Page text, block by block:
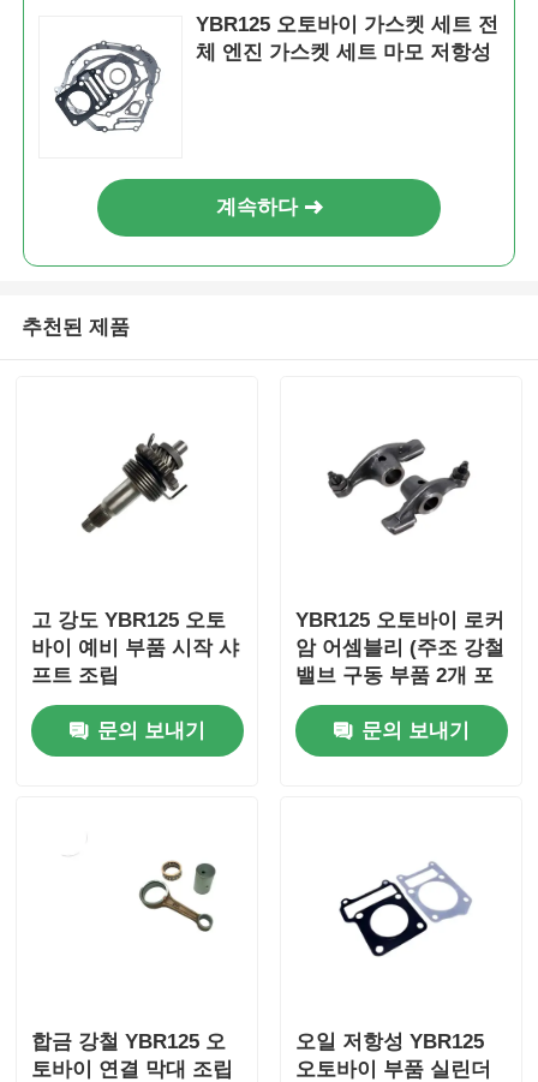
제품 소개
공장 투어
견적 요청
오토바이 엔진 부품
오토바이 전기 부품
오토바이 개조 부품
오토바이 브레이크계통
기타 오토바이 액세서리
오토바이 카뷰레터
YBR125 오토바이 가스켓 세트 전
체 엔진 가스켓 세트 마모 저항성
계속하다
추천된 제품
고 강도 YBR125 오토
바이 예비 부품 시작 샤
프트 조립
문의 보내기
YBR125 오토바이 로커
암 어셈블리 (주조 강철
밸브 구동 부품 2개 포
함)
문의 보내기
합금 강철 YBR125 오
토바이 연결 막대 조립
오일 저항성 YBR125
오토바이 부품 실린더